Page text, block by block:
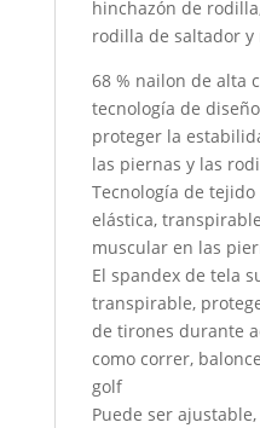
hinchazón de
rodilla de saltador
68 % nailon de alta
tecnología de
proteger la
las piernas y las
Tecnología de tejido
elástica,
muscular en las
El spandex de tela
transpirable,
de tirones durante
como correr,
golf
Puede ser